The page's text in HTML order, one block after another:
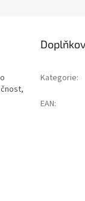
Kategorie:
EAN: